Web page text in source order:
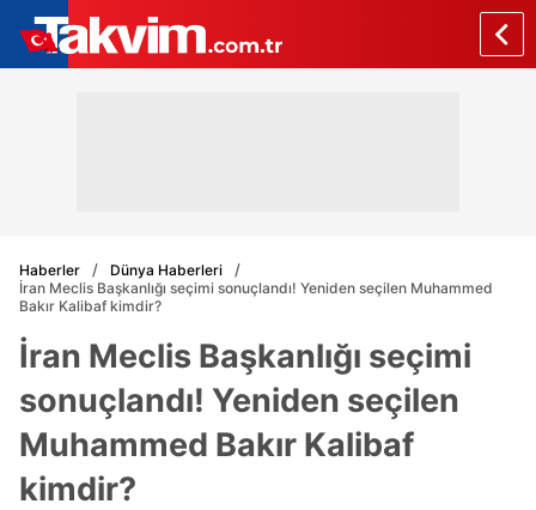
Haberler
Dünya Haberleri
İran Meclis Başkanlığı seçimi sonuçlandı! Yeniden seçilen Muhammed
Bakır Kalibaf kimdir?
İran Meclis Başkanlığı seçimi
sonuçlandı! Yeniden seçilen
Muhammed Bakır Kalibaf
kimdir?